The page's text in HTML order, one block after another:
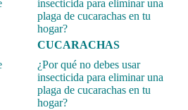
CUCARACHAS
¿Por qué no debes usar
insecticida para eliminar una
plaga de cucarachas en tu
hogar?